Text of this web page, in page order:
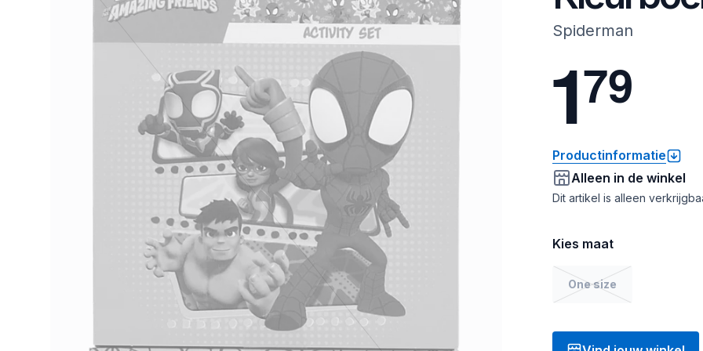
Spiderman
179
Productinformatie
Alleen in de winkel
Dit artikel is alleen
Kies maat
One size